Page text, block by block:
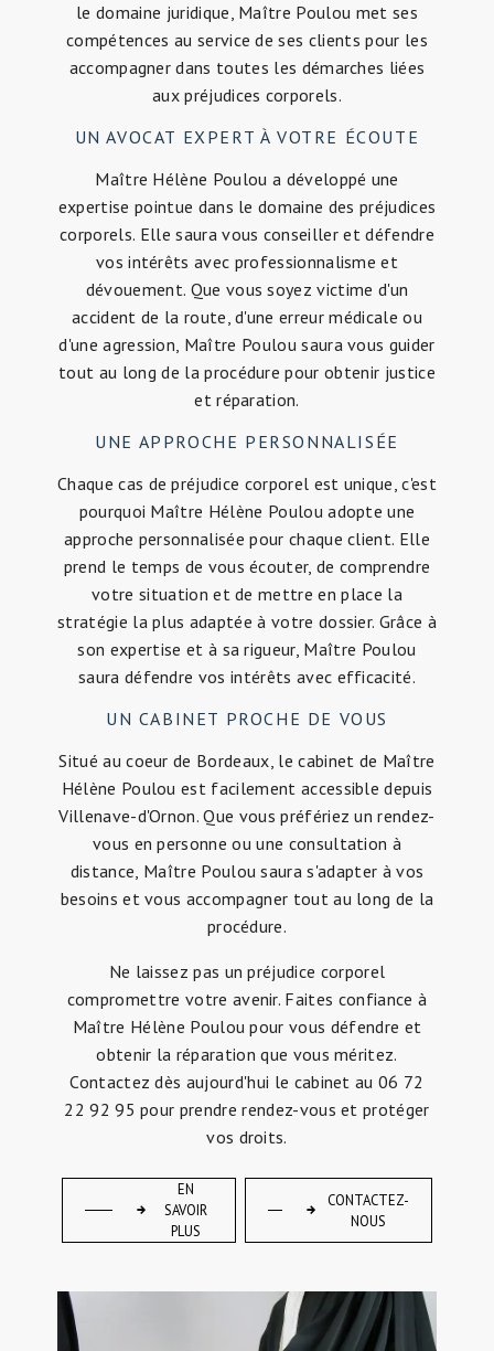
le domaine juridique, Maître Poulou met ses
compétences au service de ses clients pour les
accompagner dans toutes les démarches liées
aux préjudices corporels.
UN AVOCAT EXPERT À VOTRE ÉCOUTE
Maître Hélène Poulou a développé une
expertise pointue dans le domaine des préjudices
corporels. Elle saura vous conseiller et défendre
vos intérêts avec professionnalisme et
dévouement. Que vous soyez victime d'un
accident de la route, d'une erreur médicale ou
d'une agression, Maître Poulou saura vous guider
tout au long de la procédure pour obtenir justice
et réparation.
UNE APPROCHE PERSONNALISÉE
Chaque cas de préjudice corporel est unique, c'est
pourquoi Maître Hélène Poulou adopte une
approche personnalisée pour chaque client. Elle
prend le temps de vous écouter, de comprendre
votre situation et de mettre en place la
stratégie la plus adaptée à votre dossier. Grâce à
son expertise et à sa rigueur, Maître Poulou
saura défendre vos intérêts avec efficacité.
UN CABINET PROCHE DE VOUS
Situé au coeur de Bordeaux, le cabinet de Maître
Hélène Poulou est facilement accessible depuis
Villenave-d'Ornon. Que vous préfériez un rendez-
vous en personne ou une consultation à
distance, Maître Poulou saura s'adapter à vos
besoins et vous accompagner tout au long de la
procédure.
Ne laissez pas un préjudice corporel
compromettre votre avenir. Faites confiance à
Maître Hélène Poulou pour vous défendre et
obtenir la réparation que vous méritez.
Contactez dès aujourd'hui le cabinet au 06 72
22 92 95 pour prendre rendez-vous et protéger
vos droits.
EN
SAVOIR
PLUS
CONTACTEZ-
NOUS